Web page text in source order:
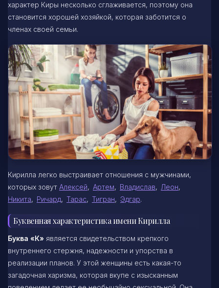
характер Киры несколько сглаживается, поэтому она
становится хорошей хозяйкой, которая заботится о
членах своей семьи.
Кирилла легко выстраивает отношения с мужчинами,
которых зовут Алексей, Артем, Владислав, Леон,
Никита, Ричард, Тарас, Тигран, Эдгар.
Буквенная характеристика имени Кирилла
Буква «К» является свидетельством крепкого
внутреннего стержня, надежности и упорства в
реализации планов. У этой женщины есть какая-то
загадочная харизма, которая вкупе с изысканным